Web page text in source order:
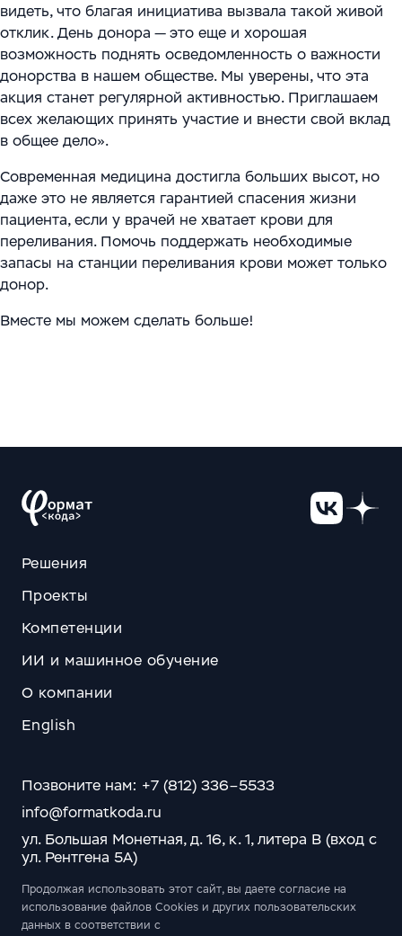
автоматизированного и роботизированного
оборудования
Интеллектуальная обработка документов (IDP) в
международной логистике и транспорте
видеть, что благая инициатива вызвала такой живой
отклик. День донора — это еще и хорошая
возможность поднять осведомленность о важности
донорства в нашем обществе. Мы уверены, что эта
акция станет регулярной активностью. Приглашаем
всех желающих принять участие и внести свой вклад
в общее дело».
Современная медицина достигла больших высот, но
даже это не является гарантией спасения жизни
пациента, если у врачей не хватает крови для
переливания. Помочь поддержать необходимые
запасы на станции переливания крови может только
донор.
Вместе мы можем сделать больше!
Решения
Проекты
Компетенции
ИИ и машинное обучение
О компании
English
Позвоните нам: +7 (812) 336–5533
info@formatkoda.ru
ул. Большая Монетная, д. 16, к. 1, литера В (вход с
ул. Рентгена 5А)
Продолжая использовать этот сайт, вы даете согласие на
использование файлов Cookies и других пользовательских
данных в соответствии с